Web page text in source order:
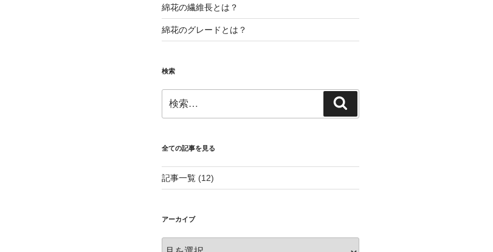
綿花の繊維長とは？
綿花のグレードとは？
検索
索:
索
全ての記事を見る
記事一覧(12)
アーカイブ